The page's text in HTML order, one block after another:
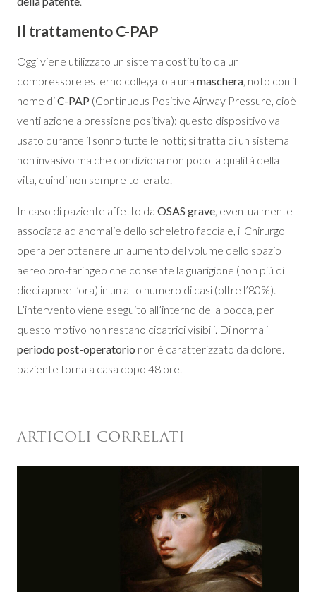
Il trattamento C-PAP
Oggi viene utilizzato un sistema costituito da un
compressore esterno collegato a una maschera, noto con il
nome diC-PAP (Continuous Positive Airway Pressure, cioè
ventilazione a pressione positiva): questo dispositivo va
usato durante il sonno tutte le notti; si tratta di un sistema
non invasivo ma che condiziona non poco la qualità della
vita, quindi non sempre tollerato.
In caso di paziente affetto da OSAS grave, eventualmente
associata ad anomalie dello scheletro facciale, il Chirurgo
opera per ottenere un aumento del volume dello spazio
aereo oro-faringeo che consente la guarigione (non più di
dieci apnee l’ora) in un alto numero di casi (oltre l’80%).
L’intervento viene eseguito all’interno della bocca, per
questo motivo non restano cicatrici visibili. Di norma il
periodo post-operatorio non è caratterizzato da dolore. Il
paziente torna a casa dopo 48 ore.
ARTICOLI CORRELATI